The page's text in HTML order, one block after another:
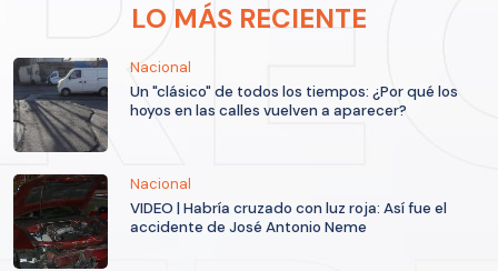
LO MÁS RECIENTE
Nacional
Un "clásico" de todos los tiempos: ¿Por qué los
hoyos en las calles vuelven a aparecer?
Nacional
VIDEO | Habría cruzado con luz roja: Así fue el
accidente de José Antonio Neme